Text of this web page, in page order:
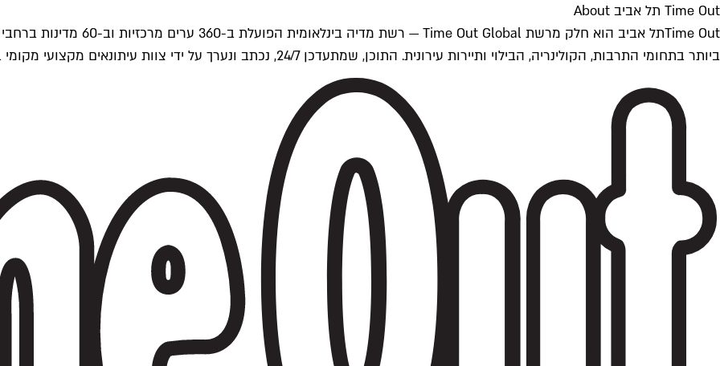
Time Out תל אביב About
ביותר בתחומי התרבות, הקולינריה, הבילוי ותיירות עירונית. התוכן, שמתעדכן 24/7, נכתב ונערך על ידי צוות עיתונאים מקצועי מקומי בישראל, בהתאם לסטנדרטים של Time Out העולמית.